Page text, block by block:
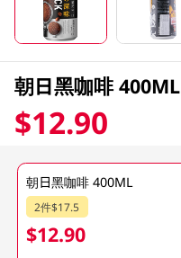
朝日黑咖啡 400ML
$12.90
朝日黑咖啡 400ML
2件$17.5
$12.90